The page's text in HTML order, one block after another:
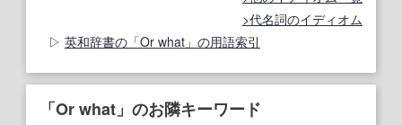
代名詞のイディオム
英和辞書の「Or what」の用語索引
「Or what」のお隣キーワード